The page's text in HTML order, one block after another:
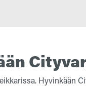
Hyvinkään